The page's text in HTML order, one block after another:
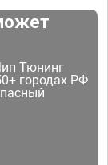
Тюнинг
городах РФ